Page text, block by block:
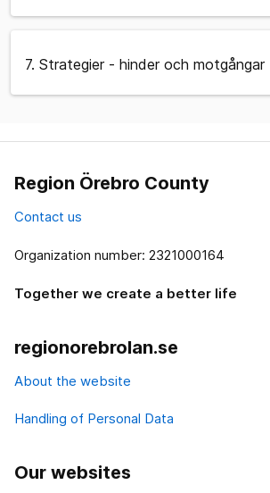
7. Strategier - hinder och motgångar
Region Örebro County
Contact us
Organization number: 2321000164
Together we create a better life
regionorebrolan.se
About the website
Handling of Personal Data
Our websites